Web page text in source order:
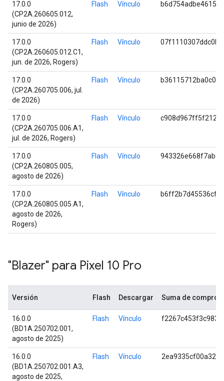
17.0.0
(CP2A.260605.012,
junio de 2026)
Flash Vínculo
17.0.0
(CP2A.260605.012.C1,
jun. de 2026, Rogers)
Flash Vínculo
17.0.0
(CP2A.260705.006, jul.
de 2026)
Flash Vínculo
17.0.0
(CP2A.260705.006.A1,
jul. de 2026, Rogers)
Flash Vínculo
17.0.0
(CP2A.260805.005,
agosto de 2026)
Flash Vínculo
17.0.0
(CP2A.260805.005.A1,
agosto de 2026,
Rogers)
Flash Vínculo
"Blazer" para Pixel 10 Pro
Versión Flash Descargar Suma de
16.0.0
(BD1A.250702.001,
agosto de 2025)
Flash Vínculo
16.0.0
(BD1A.250702.001.A3,
agosto de 2025,
Flash Vínculo